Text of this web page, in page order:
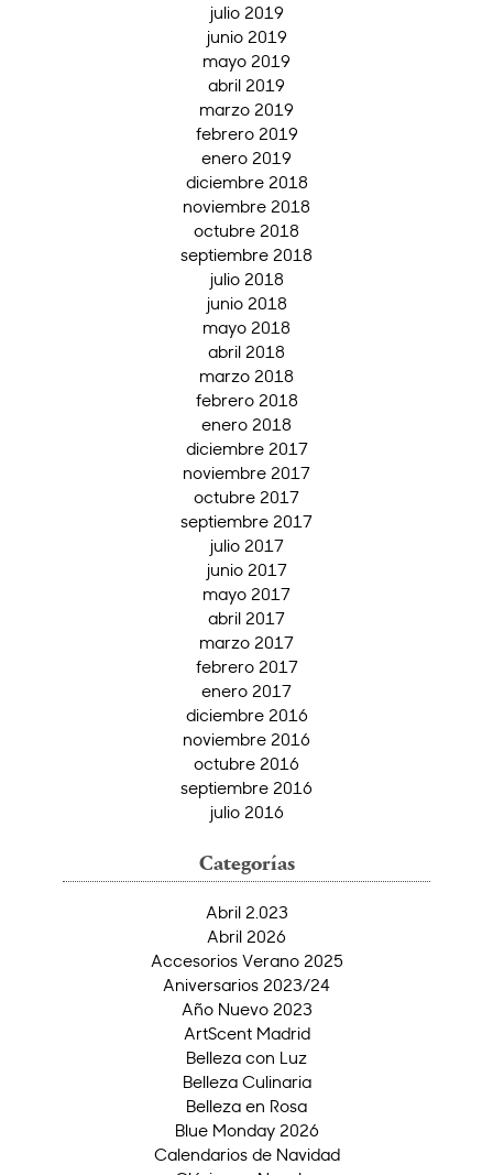
julio 2019
junio 2019
mayo 2019
abril 2019
marzo 2019
febrero 2019
enero 2019
diciembre 2018
noviembre 2018
octubre 2018
septiembre 2018
julio 2018
junio 2018
mayo 2018
abril 2018
marzo 2018
febrero 2018
enero 2018
diciembre 2017
noviembre 2017
octubre 2017
septiembre 2017
julio 2017
junio 2017
mayo 2017
abril 2017
marzo 2017
febrero 2017
enero 2017
diciembre 2016
noviembre 2016
octubre 2016
septiembre 2016
julio 2016
Categorías
Abril 2.023
Abril 2026
Accesorios Verano 2025
Aniversarios 2023/24
Año Nuevo 2023
ArtScent Madrid
Belleza con Luz
Belleza Culinaria
Belleza en Rosa
Blue Monday 2026
Calendarios de Navidad